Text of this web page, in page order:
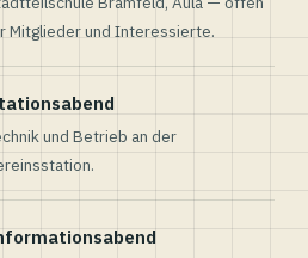
Mitglieder und Interessierte.
und Betrieb an der